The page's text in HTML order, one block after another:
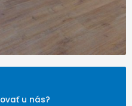
u nás?